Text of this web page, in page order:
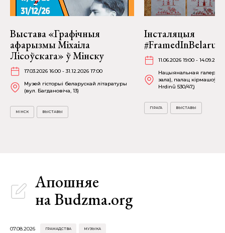
Выстава «Графічныя
афарызмы Міхаіла
Лісоўскага» ў Мінску
17.03.2026 16:00 - 31.12.2026 17:00
Музей гісторыі беларускай літаратуры
(вул. Багдановіча, 13)
МІНСК ВЫСТАВЫ
Інсталяцыя
#FramedInBelarus
11.06.2026 19:00 - 14.09.2026
Нацыянальная галерэя
зала), палац кірмашоў
Hrdinů 530/47,)
ПРАГА ВЫСТАВЫ
Апошняе
на Budzma.org
07.08.2026 ГРАМАДСТВА МУЗЫКА